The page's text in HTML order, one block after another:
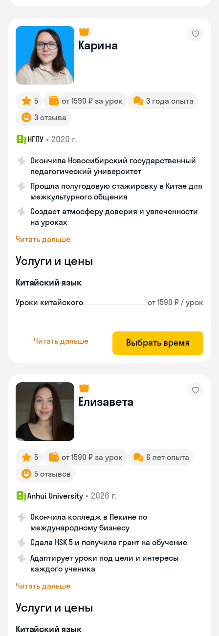
Карина
5 от 1590 ₽ за урок
3 года опыта
3 отзыва
НГПУ • 2020 г.
Окончила Новосибирский государственный
педагогический университет
Прошла полугодовую стажировку в Китае для
межкультурного общения
Создает атмосферу доверия и увлечённости
на уроках
Читать дальше
Услуги и цены
Китайский язык
Уроки китайского от 1590 ₽ / урок
Читать дальше Выбрать время
Елизавета
5 от 1590 ₽ за урок
6 лет опыта
5 отзывов
Anhui University • 2026 г.
Окончила колледж в Пекине по
международному бизнесу
Сдала HSK 5 и получила грант на обучение
Адаптирует уроки под цели и интересы
каждого ученика
Читать дальше
Услуги и цены
Китайский язык